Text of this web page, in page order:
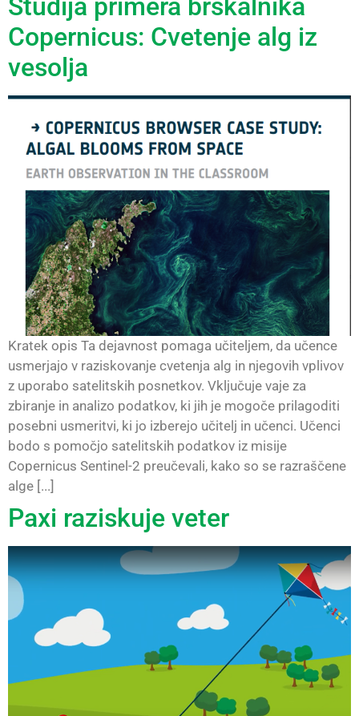
Študija primera brskalnika
Copernicus: Cvetenje alg iz
vesolja
Kratek opis Ta dejavnost pomaga učiteljem, da učence
usmerjajo v raziskovanje cvetenja alg in njegovih vplivov
z uporabo satelitskih posnetkov. Vključuje vaje za
zbiranje in analizo podatkov, ki jih je mogoče prilagoditi
posebni usmeritvi, ki jo izberejo učitelj in učenci. Učenci
bodo s pomočjo satelitskih podatkov iz misije
Copernicus Sentinel-2 preučevali, kako so se razraščene
alge [...]
Paxi raziskuje veter